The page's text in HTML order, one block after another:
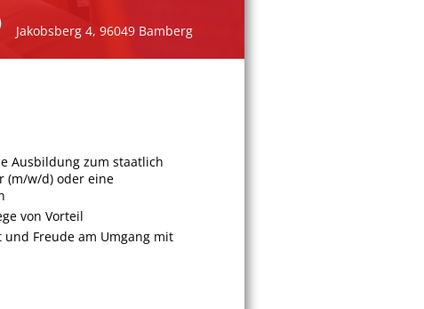
Jakobsberg 4, 96049 Bamberg
Ausbildung zum staatlich
(m/w/d) oder eine
von Vorteil
und Freude am Umgang mit